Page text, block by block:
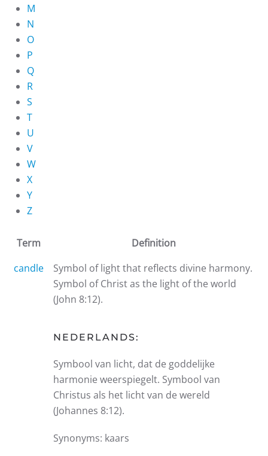
M
N
O
P
Q
R
S
T
U
V
W
X
Y
Z
Term
Definition
candle
Symbol of light that reflects divine harmony.
Symbol of Christ as the light of the world
(John 8:12).
NEDERLANDS:
Symbool van licht, dat de goddelijke
harmonie weerspiegelt. Symbool van
Christus als het licht van de wereld
(Johannes 8:12).
Synonyms: kaars